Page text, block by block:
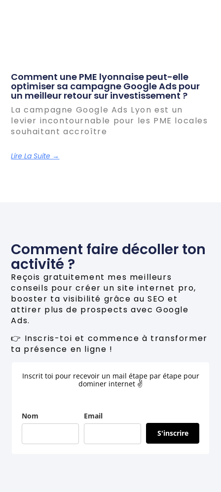
Comment une PME lyonnaise peut-elle
optimiser sa campagne Google Ads pour
un meilleur retour sur investissement ?
La campagne Google Ads Lyon est un
levier incontournable pour les PME locales
souhaitant accroître
Lire La Suite →
Comment faire décoller ton
activité ?
Reçois gratuitement mes meilleurs
conseils pour créer un site internet pro,
booster ta visibilité grâce au SEO et
attirer plus de prospects avec Google
Ads.
👉 Inscris-toi et commence à transformer
ta présence en ligne !
Inscrit toi pour recevoir un mail étape par étape pour
dominer internet ✌
Nom
Email
S'inscrire